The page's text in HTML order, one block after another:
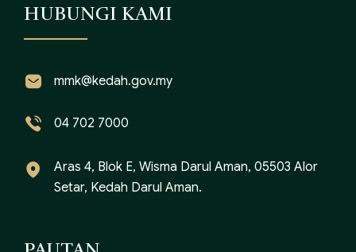
HUBUNGI KAMI
mmk@kedah.gov.my
04 702 7000
Aras 4, Blok E, Wisma Darul Aman, 05503 Alor
Setar, Kedah Darul Aman.